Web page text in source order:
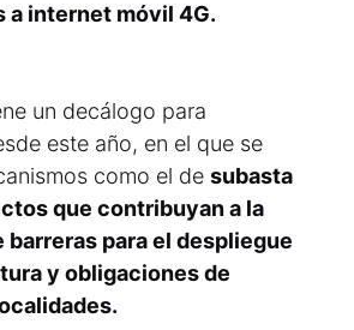
a internet móvil 4G.
un decálogo para
este año, en el que se
como el de subasta
que contribuyan a la
barreras para el despliegue
y obligaciones de